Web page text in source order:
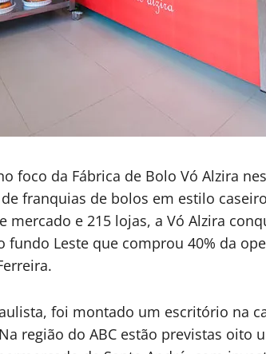
foco da Fábrica de Bolo Vó Alzira
franquias de bolos em estilo
mercado e 215 lojas, a Vó Alzira
fundo Leste que comprou 40% da
foi montado um escritório na
região do ABC estão previstas oito